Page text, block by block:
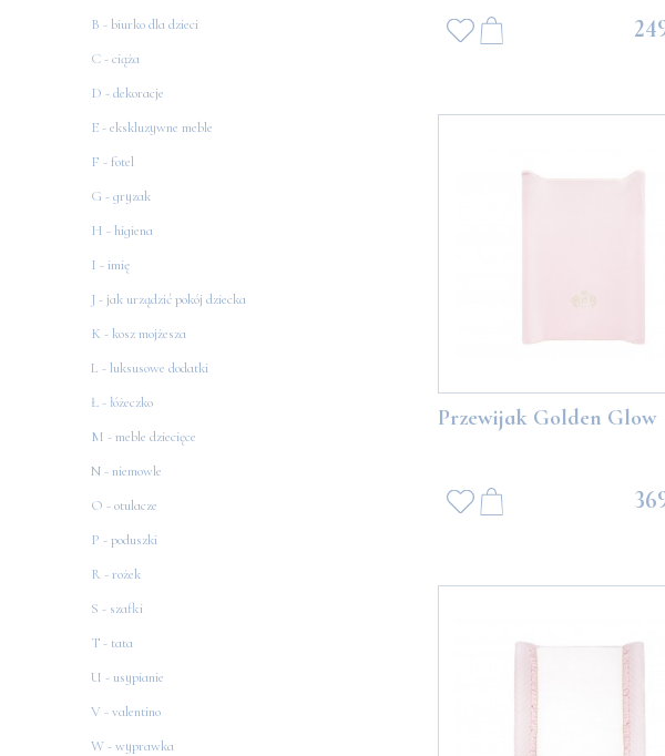
B - biurko dla dzieci
C - ciąża
D - dekoracje
E - ekskluzywne meble
F - fotel
G - gryzak
H - higiena
I - imię
J - jak urządzić pokój dziecka
K - kosz mojżesza
L - luksusowe dodatki
Ł - łóżeczko
M - meble dziecięce
N - niemowle
O - otulacze
P - poduszki
R - rożek
S - szafki
T - tata
U - usypianie
V - valentino
W - wyprawka
Przewijak Golden Glow